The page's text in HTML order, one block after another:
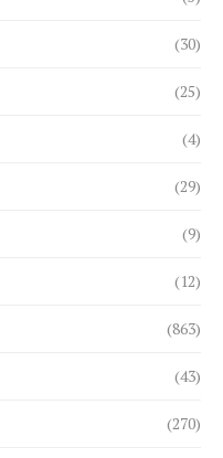
(30)
(25)
(4)
(29)
(9)
(12)
(863)
(43)
(270)